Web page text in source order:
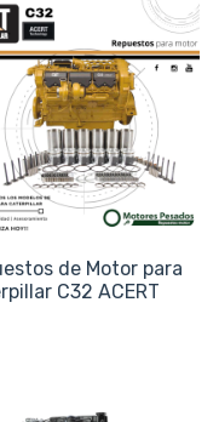
de Motor para
C32 ACERT